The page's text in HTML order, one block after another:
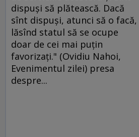
dispuşi să plătească. Dacă
sînt dispuşi, atunci să o facă,
lăsînd statul să se ocupe
doar de cei mai puţin
favorizaţi." (Ovidiu Nahoi,
Evenimentul zilei) presa
despre...